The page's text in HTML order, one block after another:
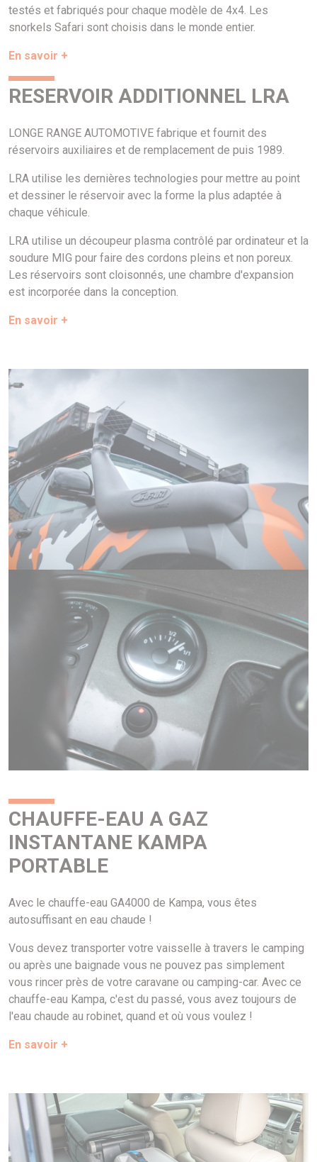
testés et fabriqués pour chaque modèle de 4x4. Les
snorkels Safari sont choisis dans le monde entier.
En savoir +
RESERVOIR ADDITIONNEL LRA
LONGE RANGE AUTOMOTIVE fabrique et fournit des
réservoirs auxiliaires et de remplacement de puis 1989.
LRA utilise les dernières technologies pour mettre au point
et dessiner le réservoir avec la forme la plus adaptée à
chaque véhicule.
LRA utilise un découpeur plasma contrôlé par ordinateur et la
soudure MIG pour faire des cordons pleins et non poreux.
Les réservoirs sont cloisonnés, une chambre d'expansion
est incorporée dans la conception.
En savoir +
CHAUFFE-EAU A GAZ
INSTANTANE KAMPA
PORTABLE
Avec le chauffe-eau GA4000 de Kampa, vous êtes
autosuffisant en eau chaude !
Vous devez transporter votre vaisselle à travers le camping
ou après une baignade vous ne pouvez pas simplement
vous rincer près de votre caravane ou camping-car. Avec ce
chauffe-eau Kampa, c'est du passé, vous avez toujours de
l'eau chaude au robinet, quand et où vous voulez !
En savoir +